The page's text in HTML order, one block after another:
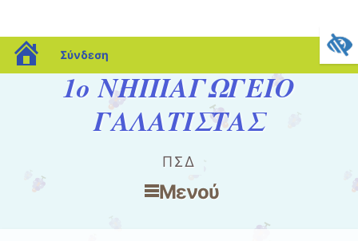
blogs.sch.gr
Σύνδεση
1ο ΝΗΠΙΑΓΩΓΕΙΟ
ΓΑΛΑΤΙΣΤΑΣ
ΠΣΔ
Μενού